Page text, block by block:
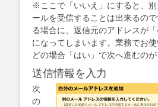
※ここで「いいえ」にすると、
ールを受信することは出来るの
る場合に、返信元のアドレスが「
になってしまいます。業務でお
どの場合「はい」で次へ進むのが
送信情報を入力
次
の